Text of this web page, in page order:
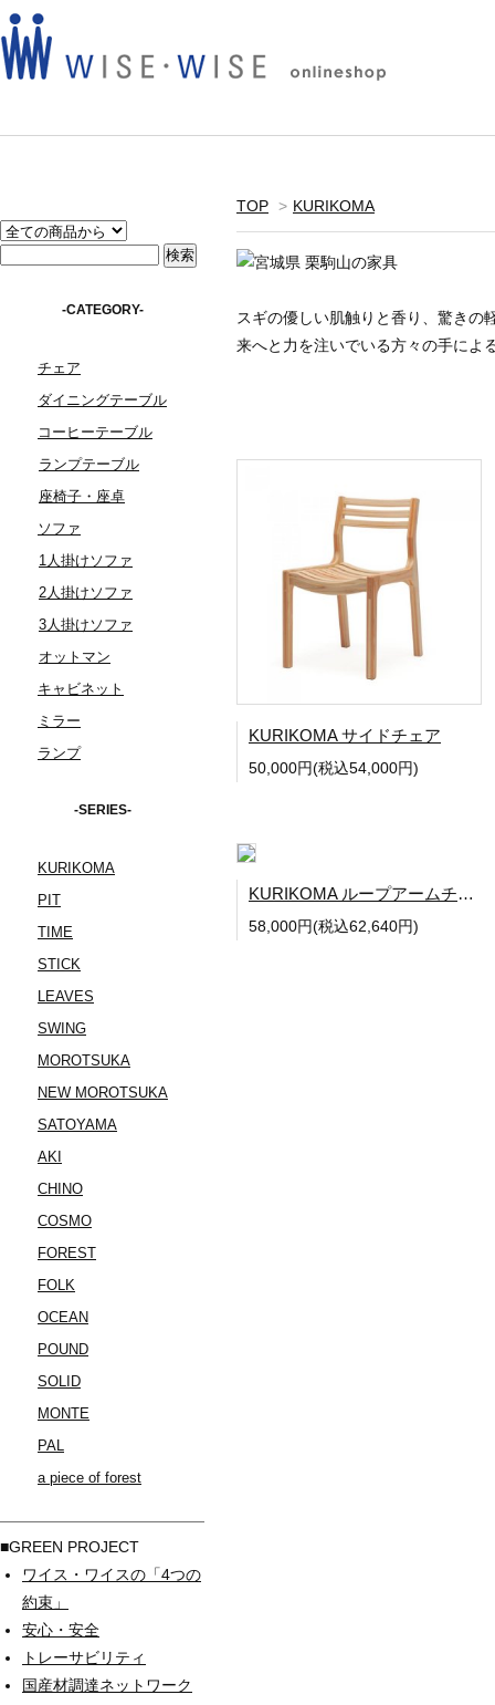
TOP > KURIKOMA
スギの優しい肌触りと香り、驚きの
来へと力を注いでいる方々の手によ
KURIKOMA サイドチェア
50,000円(税込54,000円)
KURIKOMA ループアームチェア
58,000円(税込62,640円)
-CATEGORY-
チェア
ダイニングテーブル
コーヒーテーブル
ランプテーブル
座椅子・座卓
ソファ
1人掛けソファ
2人掛けソファ
3人掛けソファ
オットマン
キャビネット
ミラー
ランプ
-SERIES-
KURIKOMA
PIT
TIME
STICK
LEAVES
SWING
MOROTSUKA
NEW MOROTSUKA
SATOYAMA
AKI
CHINO
COSMO
FOREST
FOLK
OCEAN
POUND
SOLID
MONTE
PAL
a piece of forest
■GREEN PROJECT
ワイス・ワイスの「4つの
約束」
安心・安全
トレーサビリティ
国産材調達ネットワーク